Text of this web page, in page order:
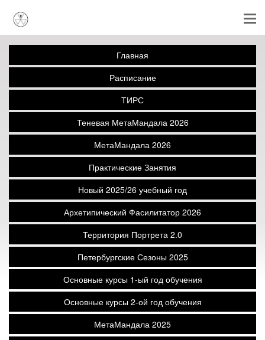
Главная
Расписание
ТИРС
Теневая МетаМандала 2026
МетаМандала 2026
Практические Занятия
Новый 2025/26 учебный год
Архетипический Фасилитатор 2026
Территория Портрета 2.0
Петербургские Сезоны 2025
Основные курсы 1-ый год обучения
Основные курсы 2-ой год обучения
МетаМандала 2025